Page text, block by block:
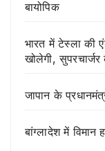
बायोपिक
भारत में टेस्ला की
खोलेगी,
जापान के
बांग्लादेश में